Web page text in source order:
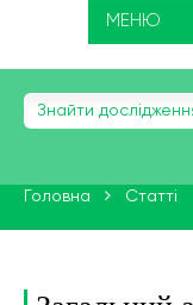
МЕНЮ
Головна Статті